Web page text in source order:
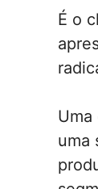
É o
uma